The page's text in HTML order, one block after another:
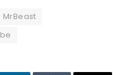
MrBeast